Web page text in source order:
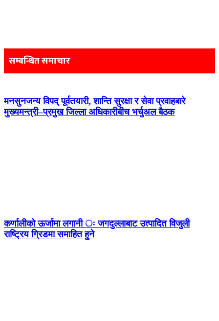
navigation
सम्बन्धित समाचार
मनसुनजन्य विपद् पूर्वतयारी, शान्ति सुरक्षा र सेवा प्रवाहबारे
मुख्यमन्त्री–प्रमुख जिल्ला अधिकारीबीच भर्चुअल बैठक
कर्णालीको ऊर्जामा लगानी ः जगदुल्लाबाट उत्पादित विजुली
राष्ट्रिय ग्रिडमा समाहित हुने